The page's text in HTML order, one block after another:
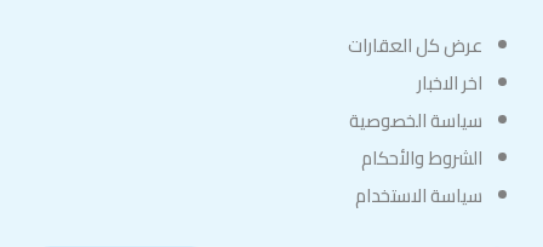
عرض كل العقارات
اخر الاخبار
سياسة الخصوصية
الشروط والأحكام
سياسة الاستخدام